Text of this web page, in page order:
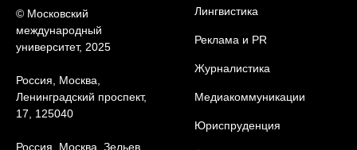
© Московский
международный
университет, 2025
Россия, Москва,
Ленинградский проспект,
17, 125040
Россия, Москва, Зельев
Лингвистика
Реклама и PR
Журналистика
Медиакоммуникации
Юриcпруденция